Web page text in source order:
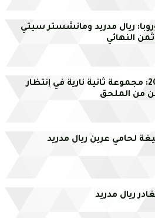
ريال مدريد ومانشستر سيتي
النهائي
يورو 2024: مجموعة ثانية نارية في إنتظار
من الملحق
لحامي عرين ريال مدريد
ريال مدريد